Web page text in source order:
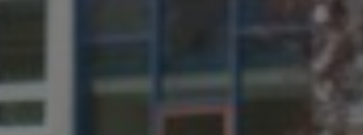
UNSER JAHRBUCH 2025/2026